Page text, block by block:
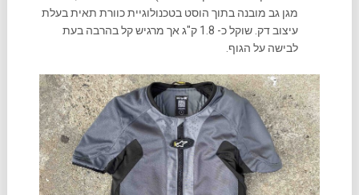
מגן גב מובנה בתוך הוסט בטכנולוגיית כוורת תאית בעלת
עיצוב דק. שוקל כ- 1.8 ק"ג אך מרגיש קל בהרבה בעת
לבישה על הגוף.